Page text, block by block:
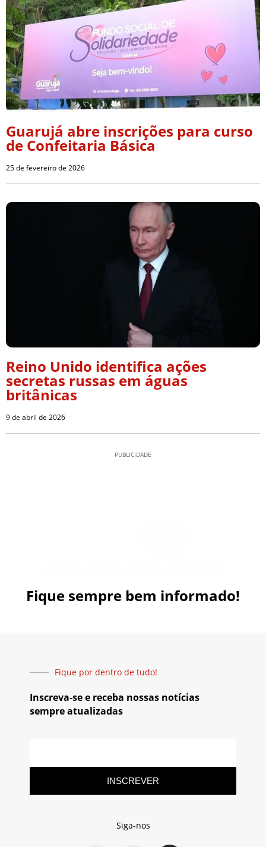
Guarujá abre inscrições para curso
de Confeitaria Básica
25 de fevereiro de 2026
Reino Unido identifica ações
secretas russas em águas
britânicas
9 de abril de 2026
PUBLICIDADE
Fique sempre bem informado!
Fique por dentro de tudo!
Inscreva-se e receba nossas notícias
sempre atualizadas
INSCREVER
Siga-nos